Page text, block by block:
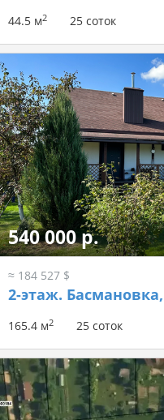
44.5 м2 25 соток
540 000 р.
≈ 184 527 $
2-этаж.
165.4 м2 25 соток